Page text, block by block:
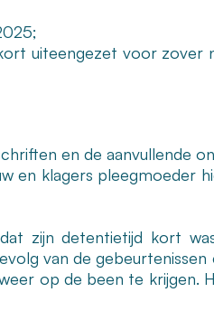
uiteengezet voor zover
en de aanvullende
en klagers pleegmoeder
zijn detentietijd kort
van de gebeurtenissen
op de been te krijgen.